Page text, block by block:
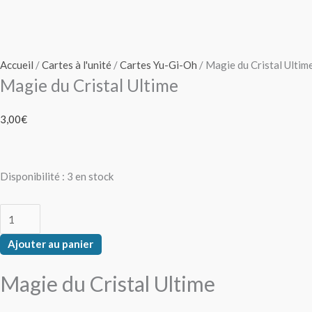
Accueil /Cartes à l'unité /Cartes Yu-Gi-Oh / Magie du Cristal
Magie du Cristal Ultime
3,00€
Disponibilité : 3 en stock
Ajouter au panier
Magie du Cristal Ultime